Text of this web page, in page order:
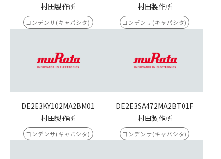
村田製作所
コンデンサ(キャパシタ)
村田製作所
コンデンサ(キャパシタ)
DE2E3KY102MA2BM01
村田製作所
コンデンサ(キャパシタ)
DE2E3SA472MA2BT01F
村田製作所
コンデンサ(キャパシタ)